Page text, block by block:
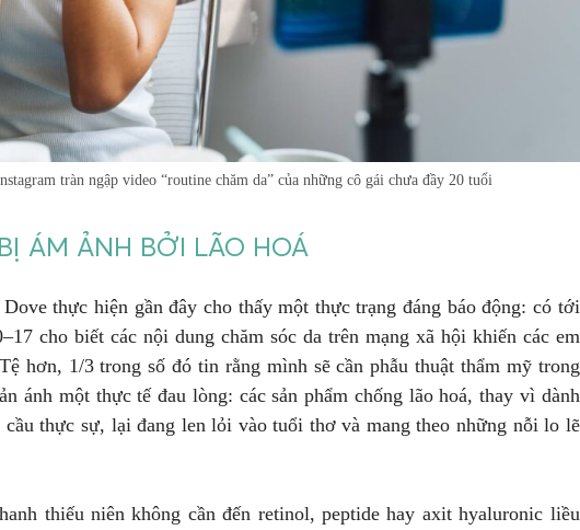
tràn ngập video “routine chăm da” của những cô gái chưa đầy 20 tuổi
ÁM ẢNH BỞI LÃO HOÁ
thực hiện gần đây cho thấy một thực trạng đáng báo động: có tới
cho biết các nội dung chăm sóc da trên mạng xã hội khiến các em
hơn, 1/3 trong số đó tin rằng mình sẽ cần phẫu thuật thẩm mỹ trong
ánh một thực tế đau lòng: các sản phẩm chống lão hoá, thay vì dành
thực sự, lại đang len lỏi vào tuổi thơ và mang theo những nỗi lo lẽ
thiếu niên không cần đến retinol, peptide hay axit hyaluronic liều